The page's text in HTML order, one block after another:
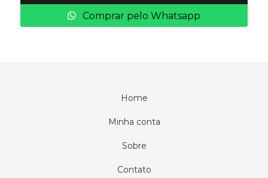
Comprar pelo Whatsapp
Home
Minha conta
Sobre
Contato